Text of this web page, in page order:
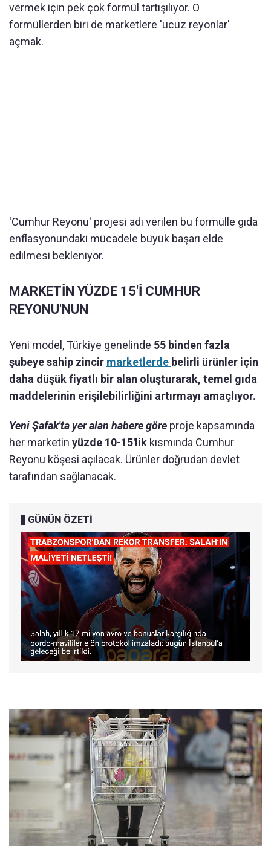
vermek için pek çok formül tartışılıyor. O
formüllerden biri de marketlere 'ucuz reyonlar'
açmak.
'Cumhur Reyonu' projesi adı verilen bu formülle gıda
enflasyonundaki mücadele büyük başarı elde
edilmesi bekleniyor.
MARKETİN YÜZDE 15'İ CUMHUR
REYONU'NUN
Yeni model, Türkiye genelinde 55 binden fazla
şubeye sahip zincir marketlerde belirli ürünler için
daha düşük fiyatlı bir alan oluşturarak, temel gıda
maddelerinin erişilebilirliğini artırmayı amaçlıyor.
Yeni Şafak'ta yer alan habere göre proje kapsamında
her marketin yüzde 10-15'lik kısmında Cumhur
Reyonu köşesi açılacak. Ürünler doğrudan devlet
tarafından sağlanacak.
GÜNÜN ÖZETİ